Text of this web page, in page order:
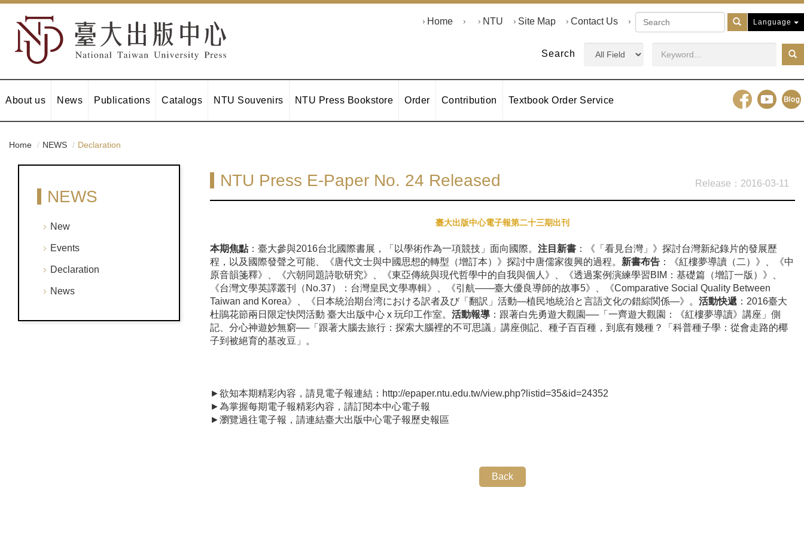
Search
Home NTU Site Map Contact Us
About us News Publications Catalogs NTU Souvenirs NTU Press Bookstore Order Contribution Textbook Order Service
Language
Home NEWS Declaration
NEWS
New
Events
Declaration
News
NTU Press E-Paper No. 24 Released 2016-03-11
臺大出版中心電子報第二十三期出刊
本期焦點 ：臺大參與2016台北國際書展，「以學術作為一項競技」面向國際。 注目新書 ：《「看見台灣」》探討台灣新紀錄片的發展歷
程，以及國際發聲之可能、《唐代文士與中國思想的轉型（增訂本）》探討中唐儒家復興的過程。 新書布告 ：《紅樓夢導讀（二）》、《中
原音韻箋釋》、《六朝同題詩歌研究》、《東亞傳統與現代哲學中的自我與個人》、《透過案例演練學習BIM：基礎篇（增訂一版）》、
《台灣文學英譯叢刊（No.37）：台灣皇民文學專輯》、《引航――臺大優良導師的故事5》、《Comparative Social Quality Between
Taiwan and Korea》、《日本統治期台湾における訳者及び「翻訳」活動―植民地統治と言語文化の錯綜関係―》。 活動快遞 ：2016臺大
杜鵑花節兩日限定快閃活動 臺大出版中心 x 玩印工作室。 活動報導 ：跟著白先勇遊大觀園──「一齊遊大觀園：《紅樓夢導讀》講座」側
記、分心神遊妙無窮──「跟著大腦去旅行：探索大腦裡的不可思議」講座側記、種子百百種，到底有幾種？「科普種子學：從會走路的椰
子到被絕育的基改豆」。
►欲知本期精彩內容，請見電子報連結： http://epaper.ntu.edu.tw/view.php?listid=35&id=24352
►為掌握每期電子報精彩內容，請訂閱本中心電子報
►瀏覽過往電子報，請連結臺大出版中心電子報歷史報區
Back